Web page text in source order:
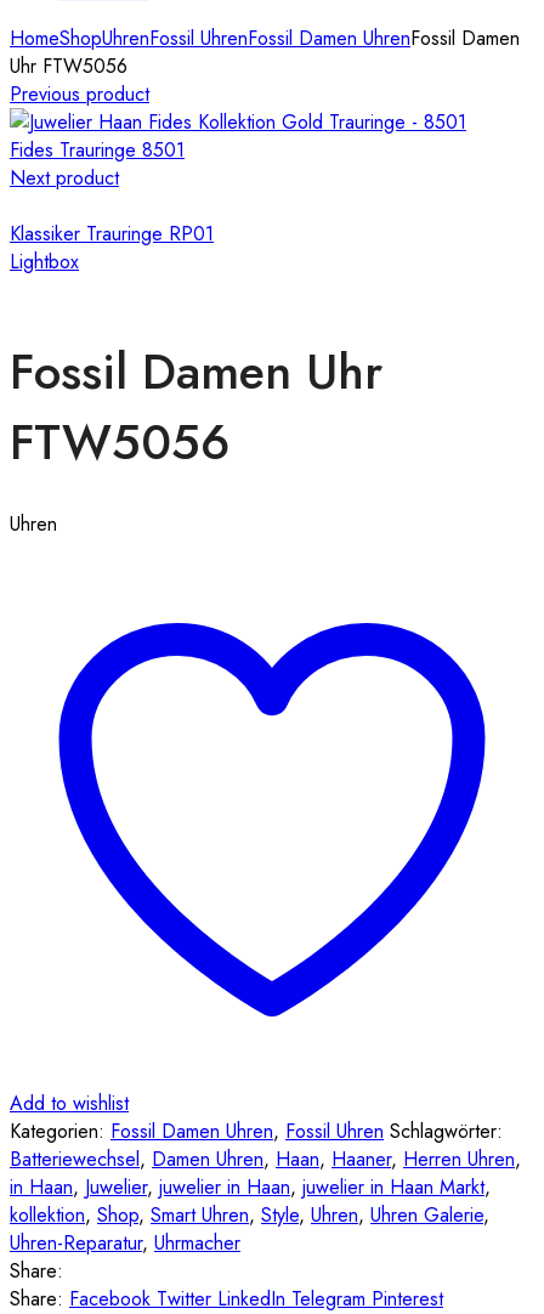
HomeShopUhrenFossil UhrenFossil Damen UhrenFossil Damen
Uhr FTW5056
Previous product
Fides Trauringe 8501
Next product
Klassiker Trauringe RP01
Lightbox
Fossil Damen Uhr
FTW5056
Uhren
Add to wishlist
Kategorien: Fossil Damen Uhren, Fossil Uhren Schlagwörter:
Batteriewechsel, Damen Uhren, Haan, Haaner, Herren Uhren,
in Haan, Juwelier, juwelier in Haan, juwelier in Haan Markt,
kollektion, Shop, Smart Uhren, Style, Uhren, Uhren Galerie,
Uhren-Reparatur, Uhrmacher
Share:
Share: Facebook Twitter LinkedIn Telegram Pinterest